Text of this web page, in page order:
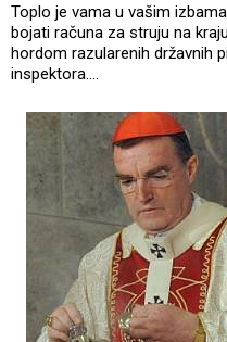
Toplo je vama u vašim
bojati računa za struju na
hordom razularenih državnih
inspektora....